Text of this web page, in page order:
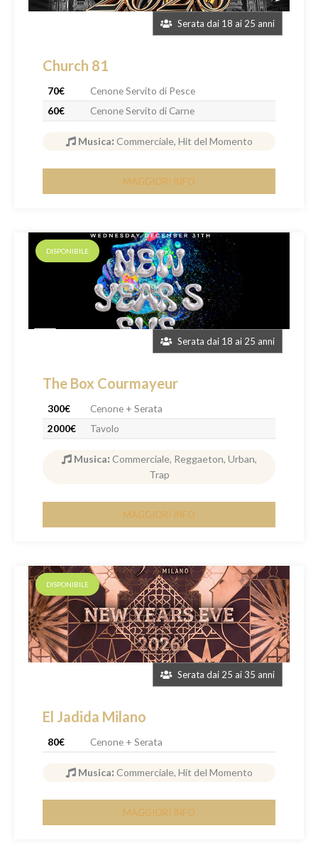
Serata dai 18 ai 25 anni
Church 81
70€
Cenone Servito di Pesce
60€
Cenone Servito di Carne
Musica: Commerciale, Hit del Momento
MAGGIORI INFO
Serata dai 18 ai 25 anni
DISPONIBILE
The Box Courmayeur
300€
Cenone + Serata
2000€
Tavolo
Musica: Commerciale, Reggaeton, Urban,
Trap
MAGGIORI INFO
Serata dai 25 ai 35 anni
DISPONIBILE
El Jadida Milano
80€ Cenone + Serata
Musica: Commerciale, Hit del Momento
MAGGIORI INFO